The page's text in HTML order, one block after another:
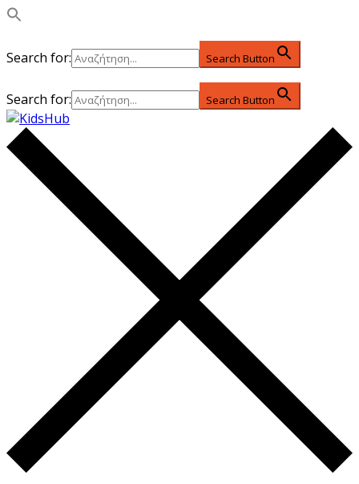
Search for: Search Button
Search for: Search Button